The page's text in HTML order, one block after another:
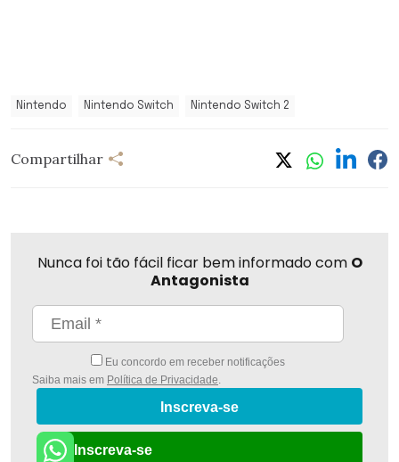
Nintendo Nintendo Switch Nintendo Switch 2
Compartilhar
Nunca foi tão fácil ficar bem informado com O
Antagonista
Eu concordo em receber notificações
Saiba mais em Política de Privacidade.
Inscreva-se
Inscreva-se